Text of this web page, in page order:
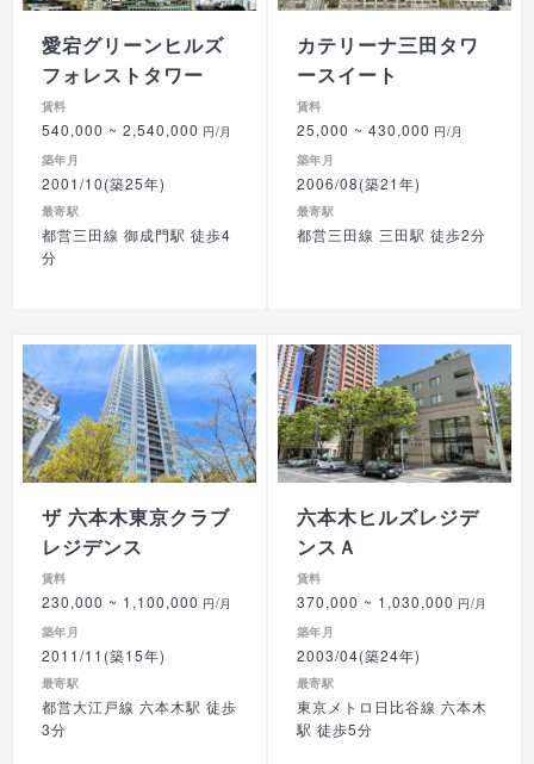
愛宕グリーンヒルズ
フォレストタワー
賃料
540,000 ~ 2,540,000 円/月
築年月
2001/10(築25年)
最寄駅
都営三田線 御成門駅 徒歩4
分
カテリーナ三田タワ
ースイート
賃料
25,000 ~ 430,000 円/月
築年月
2006/08(築21年)
最寄駅
都営三田線 三田駅 徒歩2分
ザ 六本木東京クラブ
レジデンス
賃料
230,000 ~ 1,100,000 円/月
築年月
2011/11(築15年)
最寄駅
都営大江戸線 六本木駅 徒歩
3分
六本木ヒルズレジデ
ンスＡ
賃料
370,000 ~ 1,030,000 円/月
築年月
2003/04(築24年)
最寄駅
東京メトロ日比谷線 六本木
駅 徒歩5分